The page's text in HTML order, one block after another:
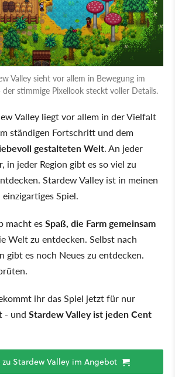
Valley sieht vor allem in Bewegung im
stimmige Pixellook steckt voller Details.
Valley liegt vor allem in der Vielfalt
ständigen Fortschritt und dem
gestalteten Welt. An jeder
in jeder Region gibt es so viel zu
Stardew Valley ist in meinen
Spiel.
macht esSpaß, die Farm gemeinsam
Welt zu entdecken. Selbst nach
gibt es noch Neues zu entdecken.
ihr das Spiel jetzt für nur
- und Stardew Valley ist jeden Cent
Stardew Valley im Angebot